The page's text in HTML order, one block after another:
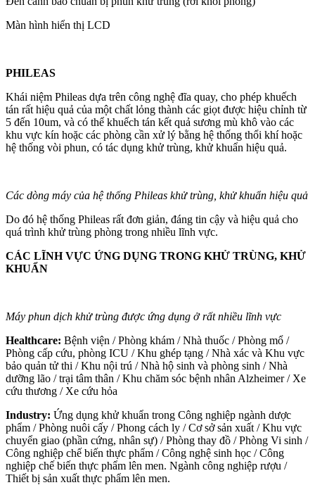
Màn hình hiển thị LCD
PHILEAS
Khái niệm Phileas dựa trên công nghệ đĩa quay, cho phép khuếch
tán rất hiệu quả của một chất lỏng thành các giọt được hiệu chỉnh từ
5 đến 10um, và có thể khuếch tán kết quả sương mù khô vào các
khu vực kín hoặc các phòng cần xử lý bằng hệ thống thổi khí hoặc
hệ thống vòi phun, có tác dụng khử trùng, khử khuẩn hiệu quả.
Các dòng máy của hệ thống Phileas khử trùng, khử khuẩn hiệu quả
Do đó hệ thống Phileas rất đơn giản, đáng tin cậy và hiệu quả cho
quá trình khử trùng phòng trong nhiều lĩnh vực.
CÁC LĨNH VỰC ỨNG DỤNG TRONG KHỬ TRÙNG, KHỬ
KHUẨN
Máy phun dịch khử trùng được ứng dụng ở rất nhiều lĩnh vực
Healthcare: Bệnh viện / Phòng khám / Nhà thuốc / Phòng mổ /
Phòng cấp cứu, phòng ICU / Khu ghép tạng / Nhà xác và Khu vực
bảo quản tử thi / Khu nội trú / Nhà hộ sinh và phòng sinh / Nhà
dưỡng lão / trại tâm thân / Khu chăm sóc bệnh nhân Alzheimer / Xe
cứu thương / Xe cứu hỏa
Industry: Ứng dụng khử khuẩn trong Công nghiệp ngành dược
phẩm / Phòng nuôi cấy / Phong cách ly / Cơ sở sản xuất / Khu vực
chuyển giao (phần cứng, nhân sự) / Phòng thay đồ / Phòng Vi sinh /
Công nghiệp chế biến thực phẩm / Công nghệ sinh học / Công
nghiệp chế biến thực phẩm lên men. Ngành công nghiệp rượu /
Thiết bị sản xuất thực phẩm lên men.